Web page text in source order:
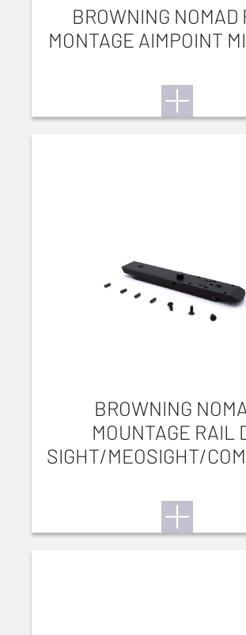
BROWNING NOMAD
MONTAGE AIMPOINT
BROWNING
MOUNTAGE RAIL
SIGHT/MEOSIGHT/